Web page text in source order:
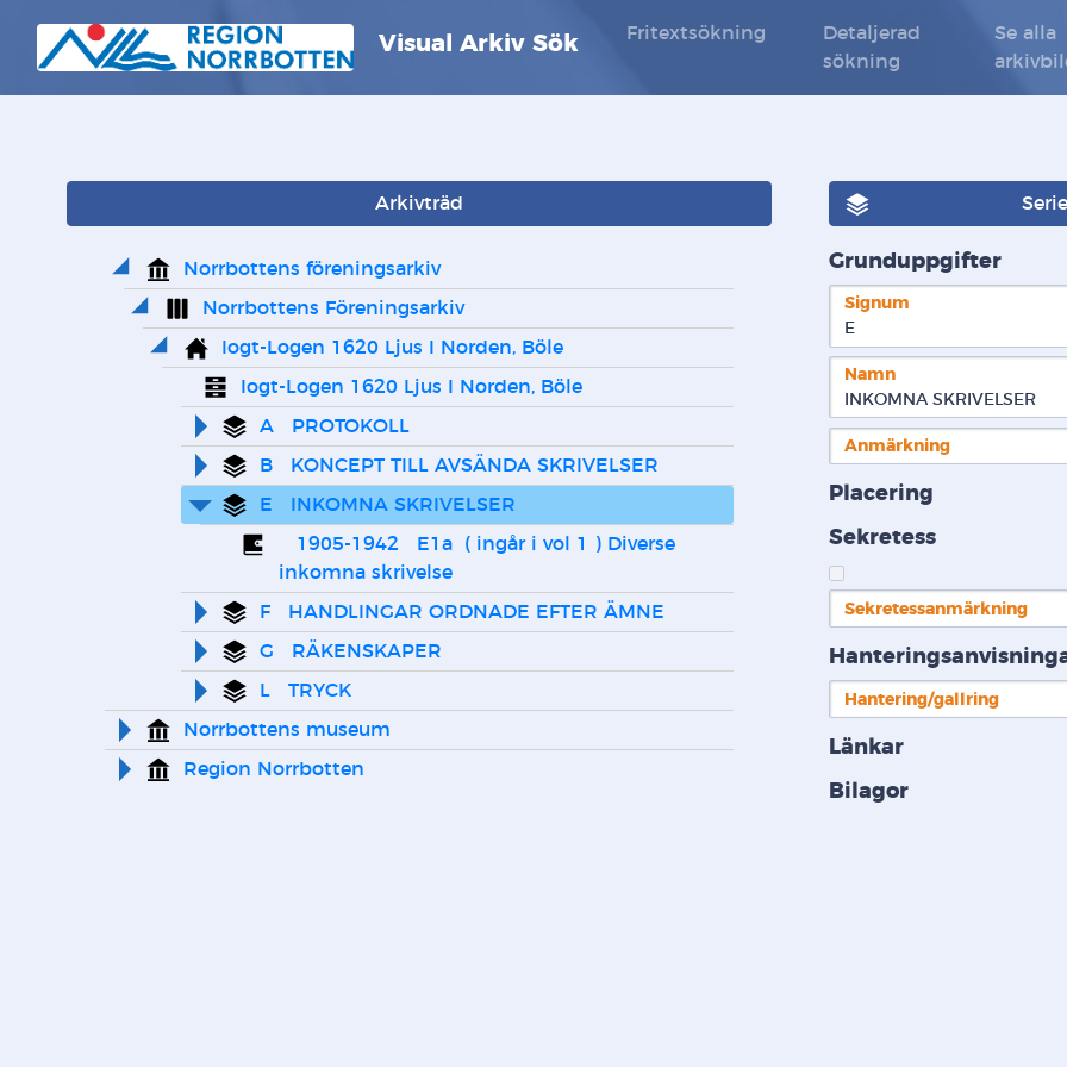
Visual Arkiv Sök Fritextsökning
Detaljerad
sökning
Se alla
Arkivträd
Norrbottens föreningsarkiv
Norrbottens Föreningsarkiv
Iogt-Logen 1620 Ljus I Norden, Böle
Iogt-Logen 1620 Ljus I Norden, Böle
A   PROTOKOLL
B   KONCEPT TILL AVSÄNDA SKRIVELSER
E   INKOMNA SKRIVELSER
inkomna skrivelse
F   HANDLINGAR ORDNADE EFTER ÄMNE
G   RÄKENSKAPER
L   TRYCK
Norrbottens museum
Region Norrbotten
Grunduppgifter
Signum
E
Namn
INKOMNA SKRIVELSER
Anmärkning
Placering
Sekretess
Sekretessanmärkning
Hantering/gallring
Länkar
Bilagor